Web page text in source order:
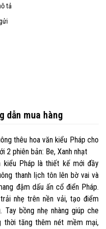
tả
dẫn mua hàng
thêu hoa văn kiểu Pháp cho
2 phiên bản: Be, Xanh nhạt
kiểu Pháp là thiết kế mới đầy
thanh lịch tôn lên bờ vai và
đậm dấu ấn cổ điển Pháp.
nhẹ trên nền vải, tạo điểm
Tay bồng nhẹ nhàng giúp che
thời tăng thêm nét mềm mại,